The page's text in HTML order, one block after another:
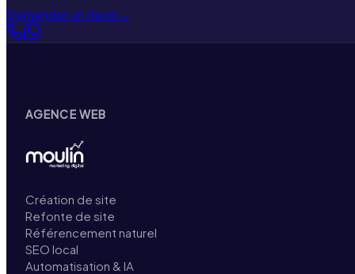
Demander un devis→
AGENCE WEB
Création de site
Refonte de site
Référencement naturel
SEO local
Automatisation & IA